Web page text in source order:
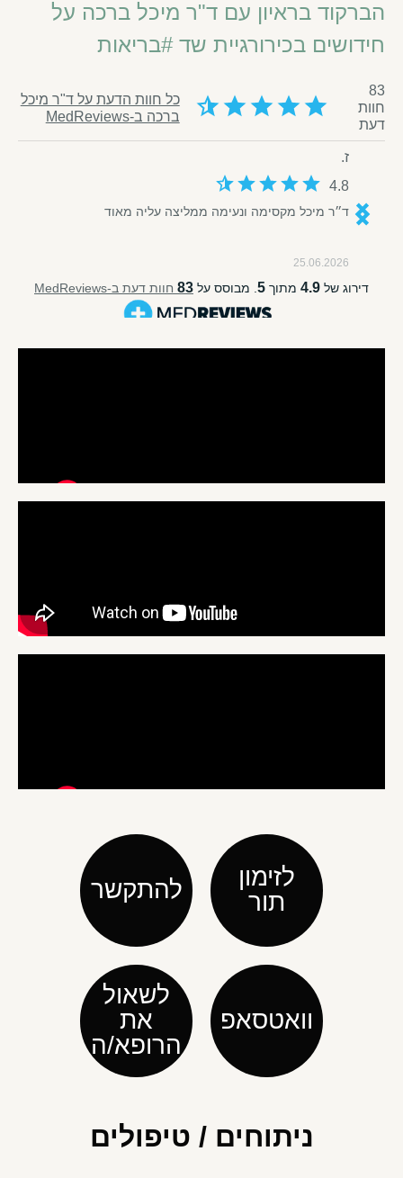
הברקוד בראיון עם ד"ר מיכל ברכה על
חידושים בכירורגיית שד #בריאות
לזימון
תור
להתקשר
וואטסאפ
לשאול
את
הרופא/ה
ניתוחים / טיפולים